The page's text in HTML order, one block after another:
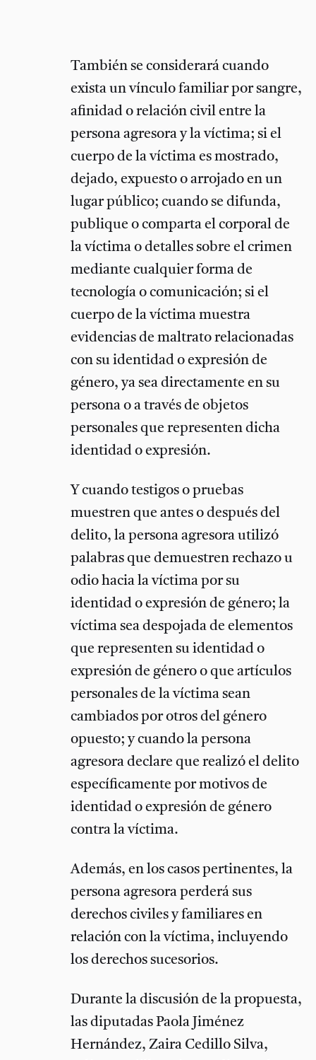
También se considerará cuando
exista un vínculo familiar por sangre,
afinidad o relación civil entre la
persona agresora y la víctima; si el
cuerpo de la víctima es mostrado,
dejado, expuesto o arrojado en un
lugar público; cuando se difunda,
publique o comparta el corporal de
la víctima o detalles sobre el crimen
mediante cualquier forma de
tecnología o comunicación; si el
cuerpo de la víctima muestra
evidencias de maltrato relacionadas
con su identidad o expresión de
género, ya sea directamente en su
persona o a través de objetos
personales que representen dicha
identidad o expresión.
Y cuando testigos o pruebas
muestren que antes o después del
delito, la persona agresora utilizó
palabras que demuestren rechazo u
odio hacia la víctima por su
identidad o expresión de género; la
víctima sea despojada de elementos
que representen su identidad o
expresión de género o que artículos
personales de la víctima sean
cambiados por otros del género
opuesto; y cuando la persona
agresora declare que realizó el delito
específicamente por motivos de
identidad o expresión de género
contra la víctima.
Además, en los casos pertinentes, la
persona agresora perderá sus
derechos civiles y familiares en
relación con la víctima, incluyendo
los derechos sucesorios.
Durante la discusión de la propuesta,
las diputadas Paola Jiménez
Hernández, Zaira Cedillo Silva,